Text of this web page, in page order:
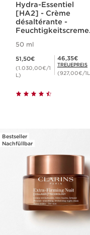
Hydra-Essentiel
[HA2] - Crème
désaltérante -
Feuchtigkeitscreme
trockene Haut mit
SPF 15
50 ml
51,50€
(1.030,00€/1
L)
Mitgliederpreis 46,35€
46,35€
TREUEPREIS
(927,00€/
Bestseller
Nachfüllbar